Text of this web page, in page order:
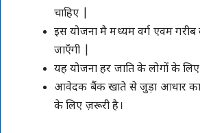
चाहिए |
इस योजना मै मध्यम वर्ग एवम गरीब
जाएँगी |
यह योजना हर जाति के लोगों के लिए
आवेदक बैंक खाते से जुड़ा आधार
के लिए ज़रूरी है।